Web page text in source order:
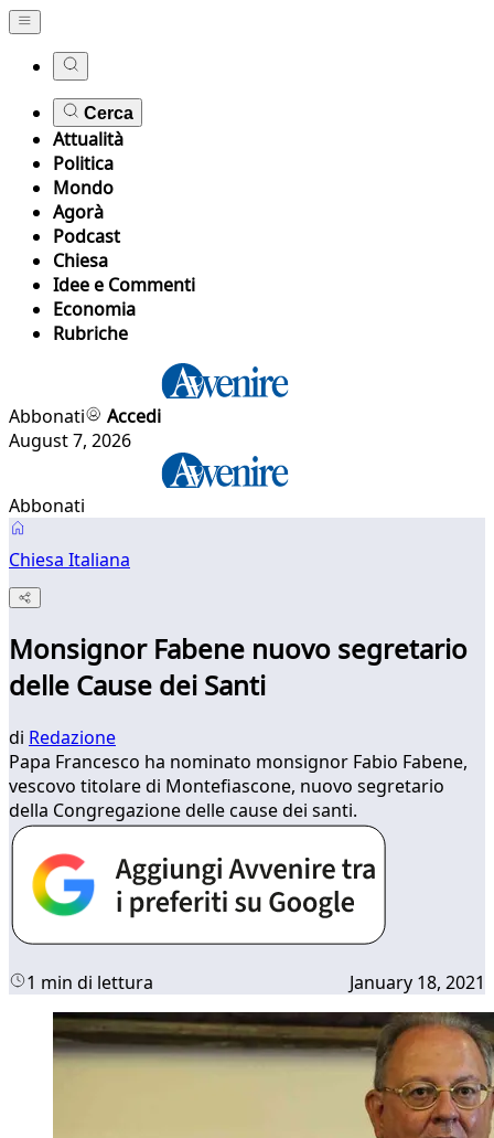
Cerca
Attualità
Politica
Mondo
Agorà
Podcast
Chiesa
Idee e Commenti
Economia
Rubriche
Abbonati
Accedi
August 7, 2026
Abbonati
Chiesa Italiana
Monsignor Fabene nuovo segretario
delle Cause dei Santi
di Redazione
Papa Francesco ha nominato monsignor Fabio Fabene,
vescovo titolare di Montefiascone, nuovo segretario
della Congregazione delle cause dei santi.
1 min di lettura January 18, 2021